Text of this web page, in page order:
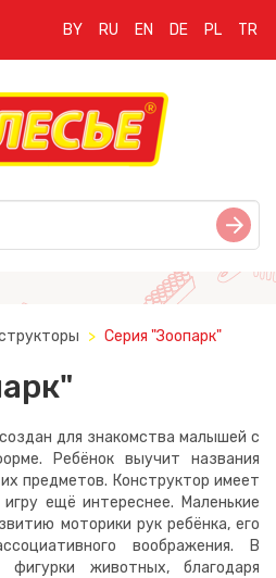
BY RU EN DE PL TR
Серия "Зоопарк"
для знакомства малышей с
Ребёнок выучит названия
предметов. Конструктор имеет
ещё интереснее. Маленькие
моторики рук ребёнка, его
воображения. В
животных, благодаря